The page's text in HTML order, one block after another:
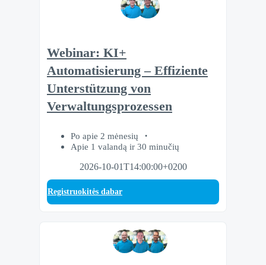
Webinar: KI+
Automatisierung – Effiziente
Unterstützung von
Verwaltungsprozessen
Po apie 2 mėnesių
Apie 1 valandą ir 30 minučių
2026-10-01T14:00:00+0200
Registruokitės dabar